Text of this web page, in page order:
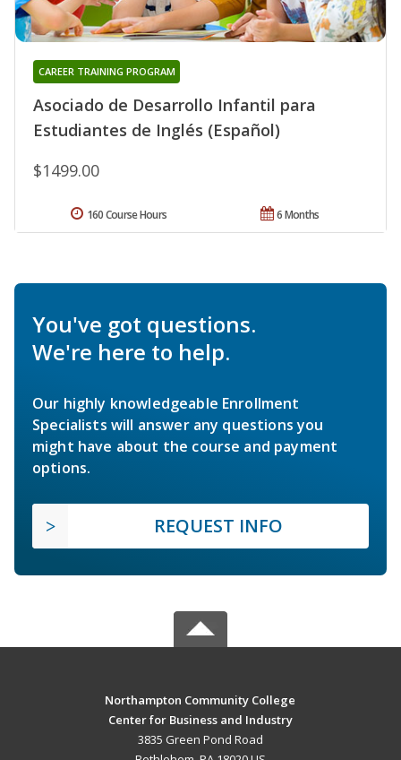
Asociado de Desarrollo Infantil para
Estudiantes de Inglés (Español)
CAREER TRAINING PROGRAM
$1499.00
6 Months
160 Course Hours
You've got questions.
We're here to help.
Our highly knowledgeable Enrollment
Specialists will answer any questions you
might have about the course and payment
options.
REQUEST INFO
Northampton Community College
Center for Business and Industry
3835 Green Pond Road